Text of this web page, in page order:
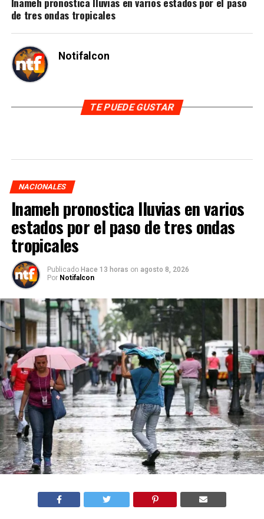
de tres ondas tropicales
Notifalcon
TE PUEDE GUSTAR
NACIONALES
Inameh pronostica lluvias en varios
estados por el paso de tres ondas
tropicales
Publicado Hace 13 horas on agosto 8, 2026
Por Notifalcon